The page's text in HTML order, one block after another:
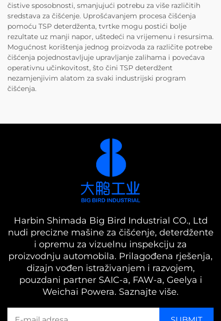
čistive sposobnosti, smanjujući potrebu za više različitih
sredstava za čišćenje. Uprošćavanjem procesa čišćenja
pomoću TSP deterdženta, tvrtke mogu postići bolje
rezultate uz manji napor, uštedeći na vrijemenu i resursima.
Mogućnost korištenja jednog proizvoda za različite potrebe
čišćenja pojednostavljuje upravljanje zalihama i povećava
operativnu učinkovitost, što čini TSP deterdžent
nezamjenjivim alatom za svaki industrijski program
čišćenja.
Harbin Shimada Big Bird Industrial CO., Ltd
nudi precizne mašine za čišćenje, deterdžente
i opremu za vizuelnu inspekciju za
proizvodnju automobila. Prilagođena rješenja,
dizajn vođen istraživanjem i razvojem,
pouzdani partner SAIC-a, FAW-a, Geelya i
Weichai Powera. Saznajte više.